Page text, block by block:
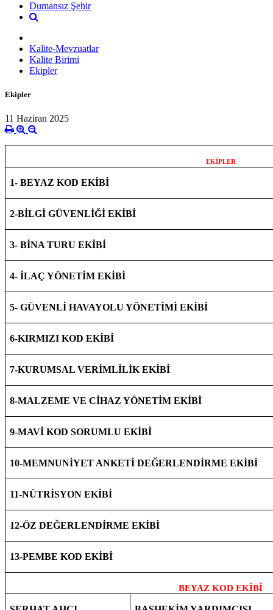
Dumansız Şehir
Kalite-Mevzuatlar
Kalite Birimi
Ekipler
Ekipler
11 Haziran 2025
EKİPLER
1- BEYAZ KOD EKİBİ
2-BİLGİ GÜVENLİĞİ EKİBİ
3- BİNA TURU EKİBİ
4- İLAÇ YÖNETİM EKİBİ
5- GÜVENLİ HAVAYOLU YÖNETİMİ EKİBİ
6-KIRMIZI KOD EKİBİ
7-KURUMSAL VERİMLİLİK EKİBİ
8-MALZEME VE CİHAZ YÖNETİM EKİBİ
9-MAVİ KOD SORUMLU EKİBİ
10-MEMNUNİYET ANKETİ DEĞERLENDİRME EKİBİ
11-NÜTRİSYON EKİBİ
12-ÖZ DEĞERLENDİRME EKİBİ
13-PEMBE KOD EKİBİ
BEYAZ KOD EKİBİ